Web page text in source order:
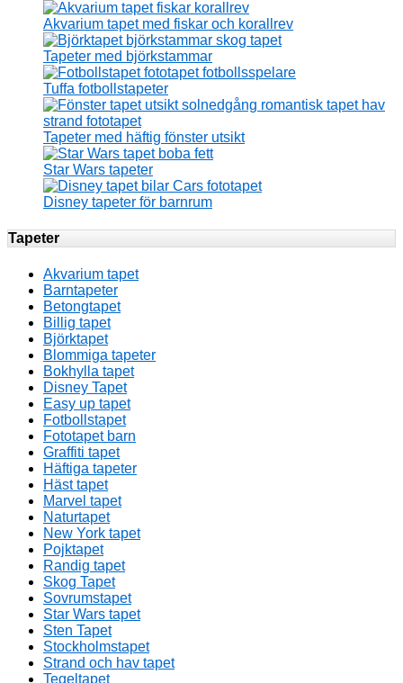
Akvarium tapet med fiskar och korallrev
Tapeter med björkstammar
Tuffa fotbollstapeter
Tapeter med häftig fönster utsikt
Star Wars tapeter
Disney tapeter för barnrum
Tapeter
Akvarium tapet
Barntapeter
Betongtapet
Billig tapet
Björktapet
Blommiga tapeter
Bokhylla tapet
Disney Tapet
Easy up tapet
Fotbollstapet
Fototapet barn
Graffiti tapet
Häftiga tapeter
Häst tapet
Marvel tapet
Naturtapet
New York tapet
Pojktapet
Randig tapet
Skog Tapet
Sovrumstapet
Star Wars tapet
Sten Tapet
Stockholmstapet
Strand och hav tapet
Tegeltapet